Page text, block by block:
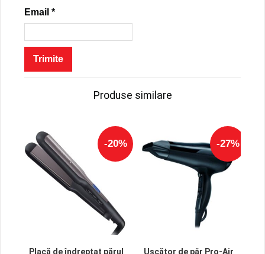
Email *
Produse similare
-20%
Placă de îndreptat părul
-27%
Uscător de păr Pro-Air